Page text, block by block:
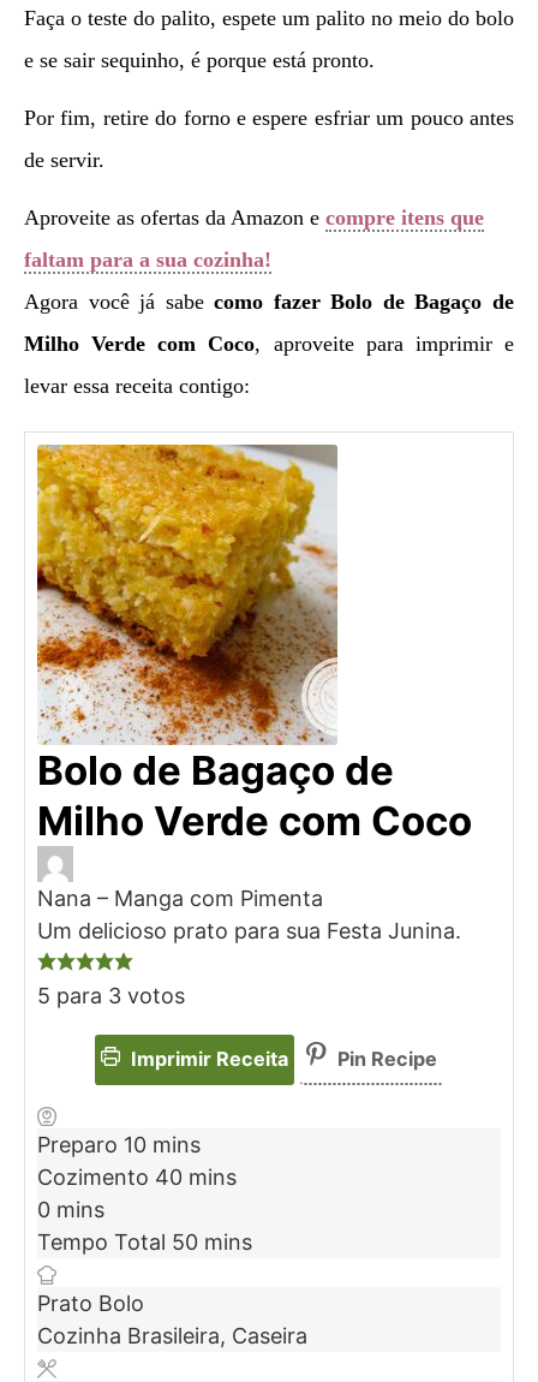
Faça o teste do palito, espete um palito no meio do bolo
e se sair sequinho, é porque está pronto.
Por fim, retire do forno e espere esfriar um pouco antes
de servir.
Aproveite as ofertas da Amazon e compre itens que
faltam para a sua cozinha!
Agora você já sabecomo fazer Bolo de Bagaço de
Milho Verde com Coco, aproveite para imprimir e
levar essa receita contigo:
Bolo de Bagaço de
Milho Verde com Coco
Nana – Manga com Pimenta
Um delicioso prato para sua Festa Junina.
5 para 3 votos
Imprimir Receita Pin Recipe
Preparo 10 mins
Cozimento 40 mins
0 mins
Tempo Total 50 mins
Prato Bolo
Cozinha Brasileira, Caseira